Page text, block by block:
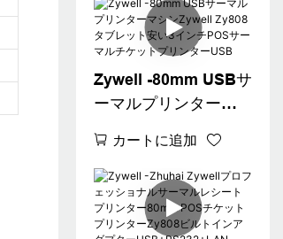
リンターSquare
Shopify互換
Zywell -80mm USBサ
ーマルプリンターマ
ブレット安い3インチ
POSサーマルチケッ
トプリンターUSB
カートに追加